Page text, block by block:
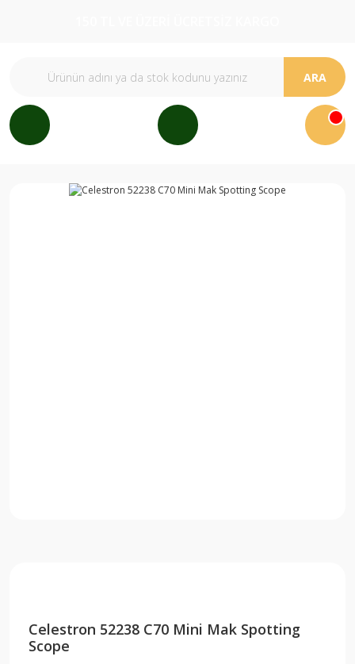
ARA
Celestron 52238 C70 Mini Mak Spotting
Scope